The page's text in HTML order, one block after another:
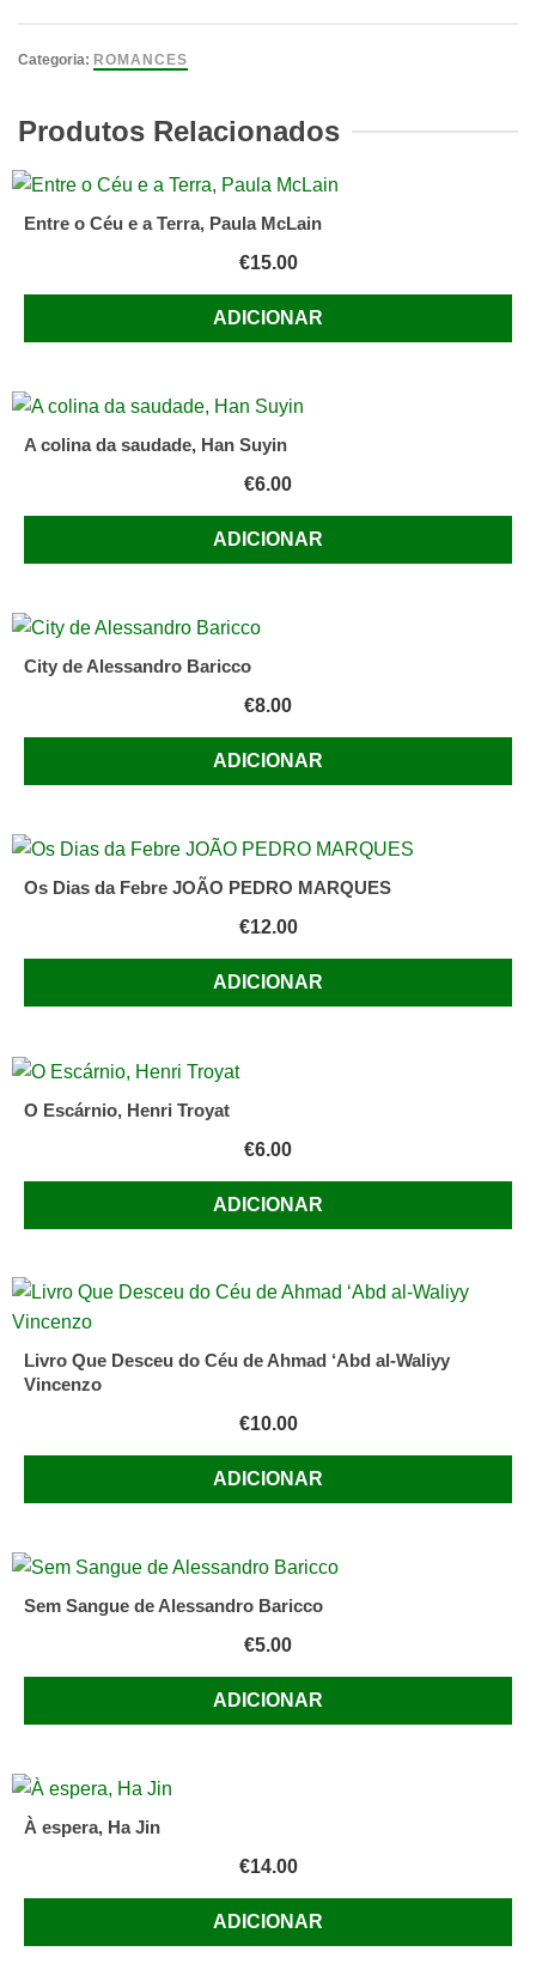
Brusca,
Luís
Categoria: ROMANCES
Produtos Relacionados
Entre o Céu e a Terra, Paula McLain
€15.00
ADICIONAR
A colina da saudade, Han Suyin
€6.00
ADICIONAR
City de Alessandro Baricco
€8.00
ADICIONAR
Os Dias da Febre JOÃO PEDRO MARQUES
€12.00
ADICIONAR
O Escárnio, Henri Troyat
€6.00
ADICIONAR
Livro Que Desceu do Céu de Ahmad ‘Abd al-Waliyy
Vincenzo
€10.00
ADICIONAR
Sem Sangue de Alessandro Baricco
€5.00
ADICIONAR
À espera, Ha Jin
€14.00
ADICIONAR